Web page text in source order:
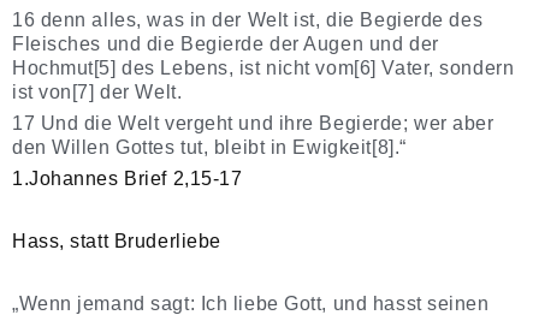
16 denn alles, was in der Welt ist, die Begierde des
Fleisches und die Begierde der Augen und der
Hochmut[5] des Lebens, ist nicht vom[6] Vater, sondern
ist von[7] der Welt.
17 Und die Welt vergeht und ihre Begierde; wer aber
den Willen Gottes tut, bleibt in Ewigkeit[8].“
1.Johannes Brief 2,15-17
Hass, statt Bruderliebe
„Wenn jemand sagt: Ich liebe Gott, und hasst seinen